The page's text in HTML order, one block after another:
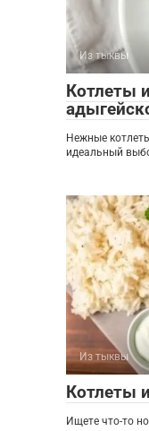
Из тыквы
Котлеты
Нежные
идеальный
Из тыквы
Котлеты
Ищете что-то